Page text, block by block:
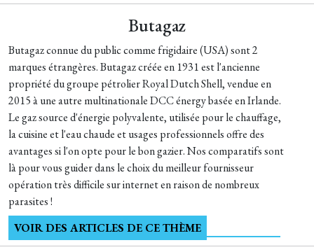
Butagaz
Butagaz connue du public comme frigidaire (USA) sont 2
marques étrangères. Butagaz créée en 1931 est l'ancienne
propriété du groupe pétrolier Royal Dutch Shell, vendue en
2015 à une autre multinationale DCC énergy basée en Irlande.
Le gaz source d'énergie polyvalente, utilisée pour le chauffage,
la cuisine et l'eau chaude et usages professionnels offre des
avantages si l'on opte pour le bon gazier. Nos comparatifs sont
là pour vous guider dans le choix du meilleur fournisseur
opération très difficile sur internet en raison de nombreux
parasites !
VOIR DES ARTICLES DE CE THÈME